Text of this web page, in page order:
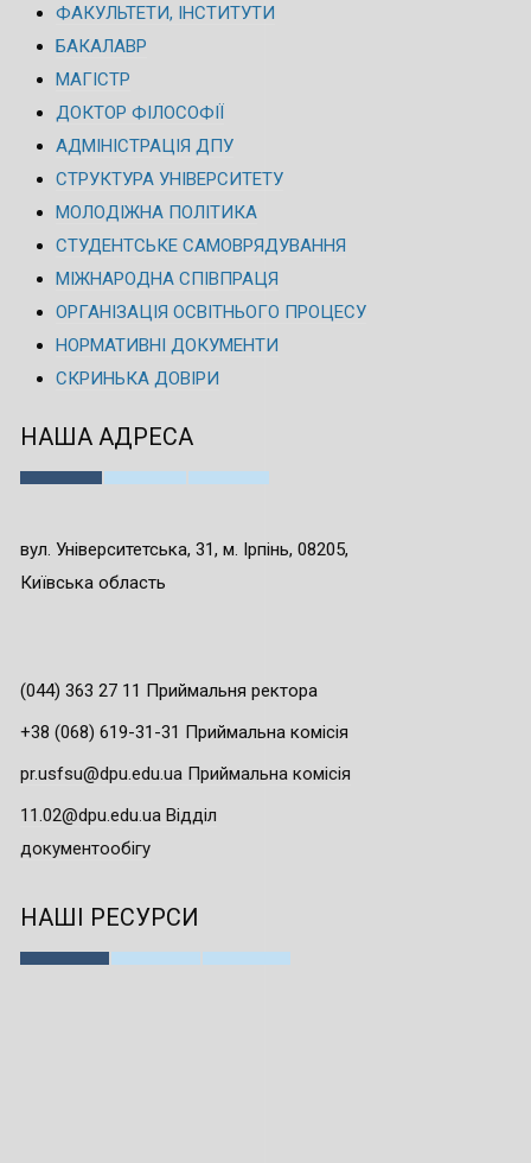
ФАКУЛЬТЕТИ, ІНСТИТУТИ
БАКАЛАВР
МАГІСТР
ДОКТОР ФІЛОСОФІЇ
АДМІНІСТРАЦІЯ ДПУ
СТРУКТУРА УНІВЕРСИТЕТУ
МОЛОДІЖНА ПОЛІТИКА
СТУДЕНТСЬКЕ САМОВРЯДУВАННЯ
МІЖНАРОДНА СПІВПРАЦЯ
ОРГАНІЗАЦІЯ ОСВІТНЬОГО ПРОЦЕСУ
НОРМАТИВНІ ДОКУМЕНТИ
СКРИНЬКА ДОВІРИ
НАША АДРЕСА
вул. Університетська, 31, м. Ірпінь, 08205,
Київська область
(044) 363 27 11 Приймальня ректора
+38 (068) 619-31-31 Приймальна комісія
pr.usfsu@dpu.edu.ua Приймальна комісія
11.02@dpu.edu.ua Відділ
документообігу
НАШІ РЕСУРСИ